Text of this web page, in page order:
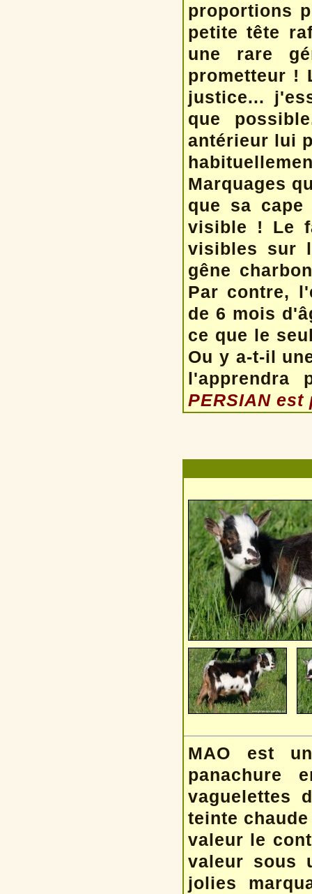
proportions
petite tête
une rare
prometteur !
justice...
que
antérieur lui
Marquages
que sa
visible ! Le
visibles sur
gêne
Par contre,
de 6 mois
ce que le
Ou y a-t-il
l'apprendra
PERSIAN
MAO est
panachure
vaguelettes
teinte
valeur le
valeur sous
jolies